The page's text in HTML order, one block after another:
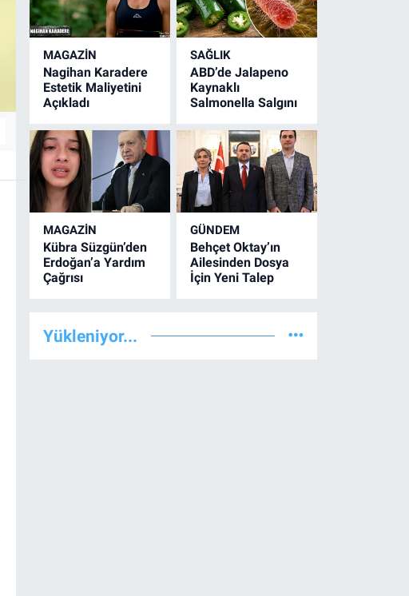
MAGAZİN
Nagihan Karadere
Estetik Maliyetini
Açıkladı
SAĞLIK
ABD’de Jalapeno
Kaynaklı
Salmonella Salgını
MAGAZİN
Kübra Süzgün’den
Erdoğan’a Yardım
Çağrısı
GÜNDEM
Behçet Oktay’ın
Ailesinden Dosya
İçin Yeni Talep
Yükleniyor...